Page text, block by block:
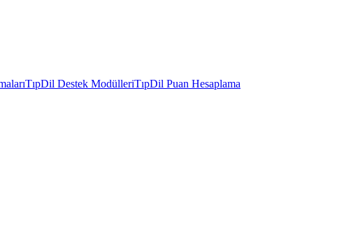
TıpDil Destek ModülleriTıpDil Puan Hesaplama